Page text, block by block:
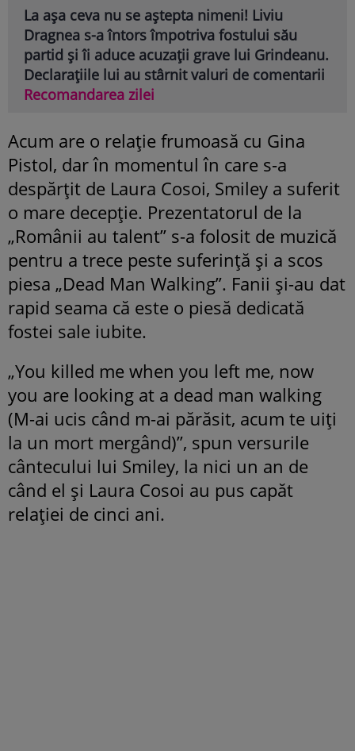
La așa ceva nu se aștepta nimeni! Liviu
Dragnea s-a întors împotriva fostului său
partid și îi aduce acuzații grave lui Grindeanu.
Declarațiile lui au stârnit valuri de comentarii
Recomandarea zilei
Acum are o relație frumoasă cu Gina
Pistol, dar în momentul în care s-a
despărțit de Laura Cosoi, Smiley a suferit
o mare decepție. Prezentatorul de la
„Românii au talent” s-a folosit de muzică
pentru a trece peste suferință și a scos
piesa „Dead Man Walking”. Fanii și-au dat
rapid seama că este o piesă dedicată
fostei sale iubite.
„You killed me when you left me, now
you are looking at a dead man walking
(M-ai ucis când m-ai părăsit, acum te uiți
la un mort mergând)”, spun versurile
cântecului lui Smiley, la nici un an de
când el și Laura Cosoi au pus capăt
relației de cinci ani.